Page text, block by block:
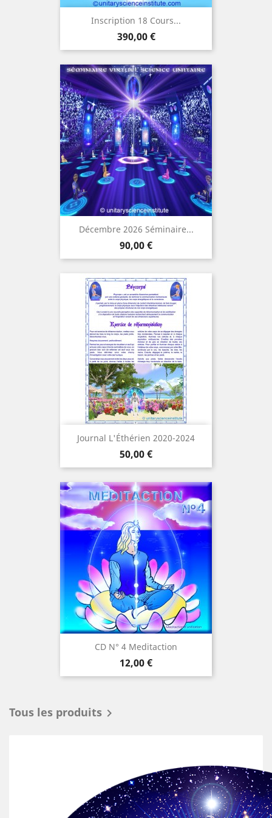
Inscription 18 Cours...
Prix
390,00 €
Décembre 2026 Séminaire...
Prix
90,00 €
Journal L'Éthérien 2020-2024
Prix
50,00 €
CD N° 4 Meditaction
Prix
12,00 €
Tous les produits 